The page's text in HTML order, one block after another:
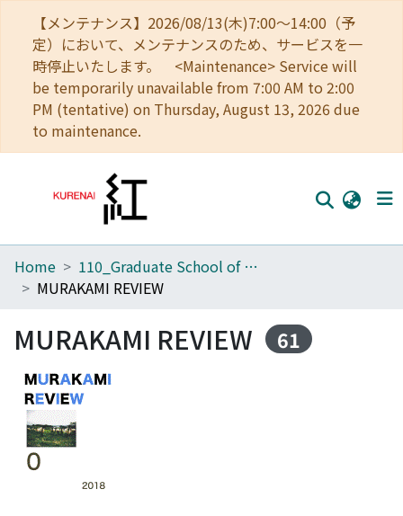
【メンテナンス】2026/08/13(木)7:00～14:00（予
定）において、メンテナンスのため、サービスを一
時停止いたします。 <Maintenance> Service will
be temporarily unavailable from 7:00 AM to 2:00
PM (tentative) on Thursday, August 13, 2026 due
to maintenance.
Home
Browse
Download Ranking
Access Statistics
Library Network
Home
110_Graduate School of Human and Environmental Studies
MURAKAMI REVIEW
MURAKAMI REVIEW 61